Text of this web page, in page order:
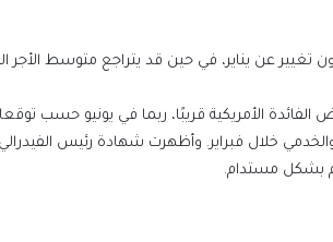
الأمريكية قريبًا، ربما في يونيو حسب
خلال فبراير. وأظهرت شهادة رئيس
بشكل مستدام.